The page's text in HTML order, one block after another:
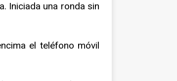
Iniciada una ronda sin
el teléfono móvil